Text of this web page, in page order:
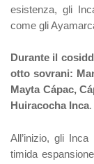
esistenza, gli
come gli
Durante il
otto sovrani:
Mayta Cápac,
Huiracocha Inca.
All’inizio, gli
timida